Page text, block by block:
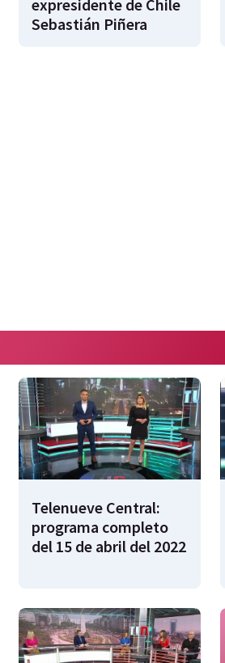
expresidente de Chile
Sebastián Piñera
Telenueve Central:
programa completo
del 15 de abril del 2022